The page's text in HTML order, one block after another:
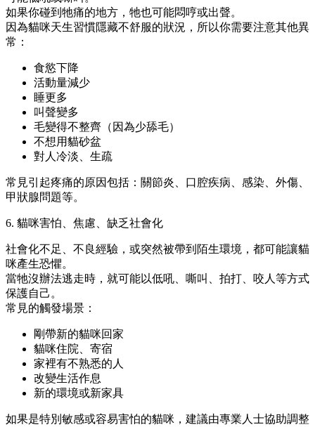
如果你碰到牠痛的地方，牠也可能悶哼或出聲。
因為貓咪天生習慣隱藏不舒服的狀況，所以你需要注意其他異
常：
食慾下降
活動量減少
睡更多
叫聲變多
毛變得不整齊（因為少舔毛）
不想用貓砂盆
對人冷淡、生疏
常見引起疼痛的原因包括：關節炎、口腔疾病、感染、外傷、
甲狀腺問題等。
6. 貓咪害怕、焦慮、缺乏社會化
社會化不足、不良經驗，或突然被帶到陌生環境，都可能讓貓
咪產生恐懼。
當牠沒辦法逃走時，就可能以低吼、嘶叫、拍打、咬人等方式
保護自己。
常見的觸發場景：
剛帶新的貓咪回家
貓咪住院、寄宿
家裡有不熟悉的人
改變生活作息
新的環境或新家具
如果是特別敏感或容易害怕的貓咪，建議由專業人士協助調整